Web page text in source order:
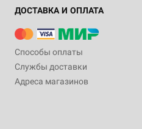
ДОСТАВКА И ОПЛАТА
Способы оплаты
Службы доставки
Адреса магазинов